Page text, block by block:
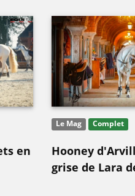
en
Le Mag Complet
Hooney
grise de Lara